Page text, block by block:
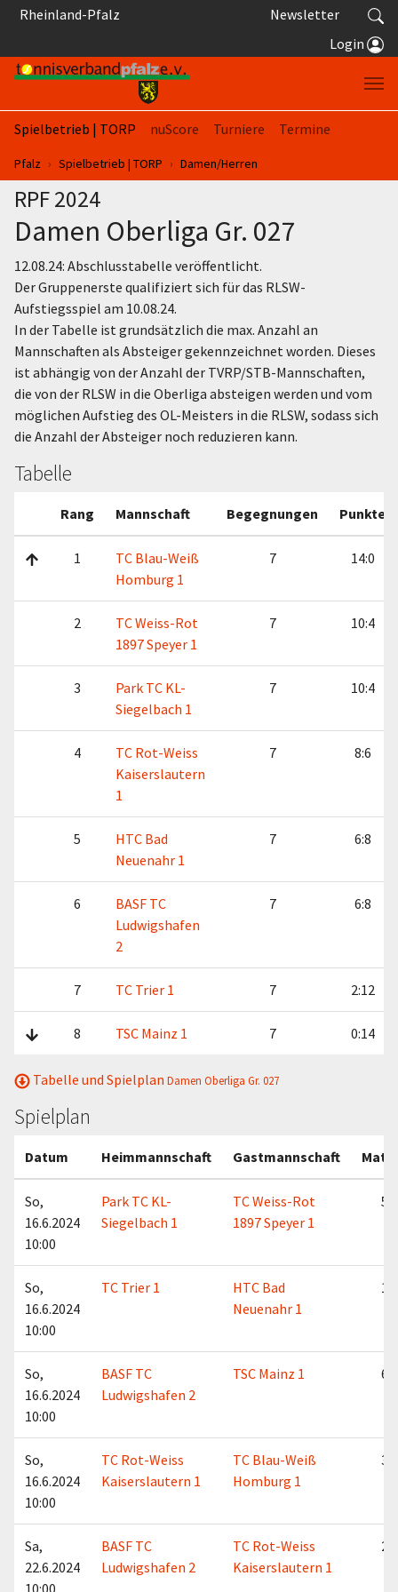
Springe zum Seiteninhalt
Rheinland-Pfalz
Newsletter
Login
Spielbetrieb | TORP nuScore Turniere
Termine
Sie sind hier:
Pfalz Spielbetrieb | TORP Damen/Herren
RPF 2024
Damen Oberliga Gr. 027
12.08.24: Abschlusstabelle veröffentlicht.
Der Gruppenerste qualifiziert sich für das RLSW-
Aufstiegsspiel am 10.08.24.
In der Tabelle ist grundsätzlich die max. Anzahl an
Mannschaften als Absteiger gekennzeichnet worden. Dieses
ist abhängig von der Anzahl der TVRP/STB-Mannschaften,
die von der RLSW in die Oberliga absteigen werden und vom
möglichen Aufstieg des OL-Meisters in die RLSW, sodass sich
die Anzahl der Absteiger noch reduzieren kann.
Tabelle
Rang Mannschaft Begegnungen Punkte
1
TC Blau-Weiß
Homburg 1
7 14:0
2
TC Weiss-Rot
1897 Speyer 1
7 10:4
3
Park TC KL-
Siegelbach 1
7 10:4
4
TC Rot-Weiss
Kaiserslautern
1
7 8:6
5
HTC Bad
Neuenahr 1
7 6:8
6
BASF TC
Ludwigshafen
2
7 6:8
7 TC Trier 1 7 2:12
8 TSC Mainz 1 7 0:14
Tabelle und Spielplan Damen Oberliga Gr. 027
Spielplan
Datum Heimmannschaft Gastmannschaft
So,
16.6.2024
10:00
Park TC KL-
Siegelbach 1
TC Weiss-Rot
1897 Speyer 1
5:4
So,
16.6.2024
10:00
TC Trier 1
HTC Bad
Neuenahr 1
1:8
So,
16.6.2024
10:00
BASF TC
Ludwigshafen 2
TSC Mainz 1 6:3
So,
16.6.2024
10:00
TC Rot-Weiss
Kaiserslautern 1
TC Blau-Weiß
Homburg 1
3:6
Sa,
22.6.2024
10:00
BASF TC
Ludwigshafen 2
TC Rot-Weiss
Kaiserslautern 1
2:7